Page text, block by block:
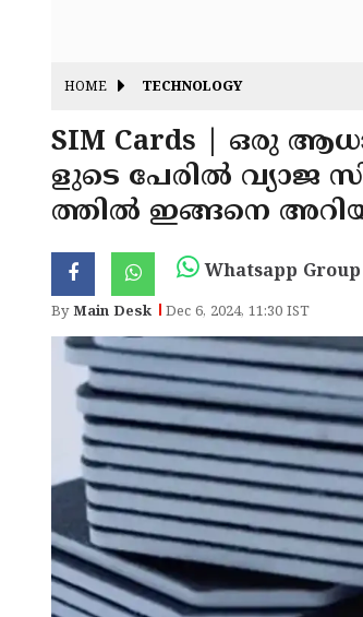
HOME TECHNOLOGY
SIM Cards | ഒരു
ളുടെ പേരിൽ വ്യാജ
ത്തിൽ ഇങ്ങനെ
Whatsapp Group
ByMain Desk Dec 6, 2024, 11:30 IST